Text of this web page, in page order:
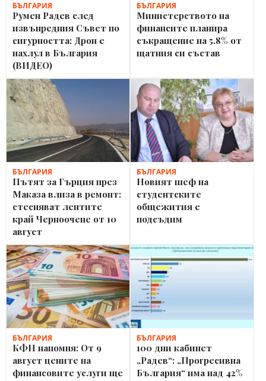
БЪЛГАРИЯ
Румен Радев след
извънредния Съвет по
сигурността: Дрон е
нахлул в България
(ВИДЕО)
БЪЛГАРИЯ
Министерството на
финансите планира
съкращение на 5.8% от
щатния си състав
БЪЛГАРИЯ
Пътят за Гърция през
Маказа влиза в ремонт:
стесняват лентите
край Черноочене от 10
август
БЪЛГАРИЯ
Новият шеф на
студентските
общежития е
подсъдим
БЪЛГАРИЯ
КФН напомня: От 9
август цените на
финансовите услуги ще
БЪЛГАРИЯ
100 дни кабинет
„Радев“: „Прогресивна
България“ има над 42%